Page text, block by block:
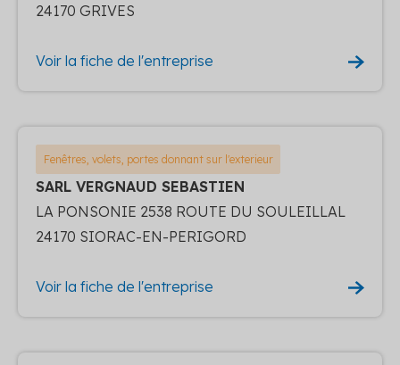
24170 GRIVES
Voir la fiche de l'entreprise
Fenêtres, volets, portes donnant sur l'exterieur
SARL VERGNAUD SEBASTIEN
LA PONSONIE 2538 ROUTE DU SOULEILLAL
24170 SIORAC-EN-PERIGORD
Voir la fiche de l'entreprise